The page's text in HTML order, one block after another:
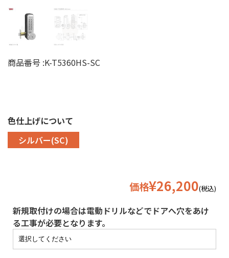
商品番号 :K-T5360HS-SC
色仕上げについて
シルバー(SC)
価格¥26,200(税込)
新規取付けの場合は電動ドリルなどでドアへ穴をあけ
る工事が必要となります。